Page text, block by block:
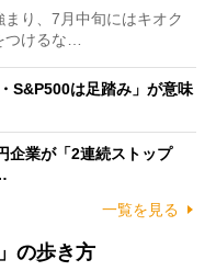
り、7月中旬にはキオク
けるな…
S&P500は足踏み」が意味
企業が「2連続ストップ
一覧を見る
の歩き方